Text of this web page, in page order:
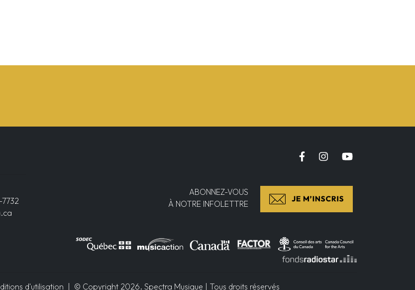
ABONNEZ-VOUS
À NOTRE INFOLETTRE
d'utilisation | © Copyright 2026. Spectra Musique | Tous droits réservés